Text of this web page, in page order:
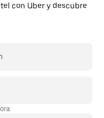
con Uber y descubre